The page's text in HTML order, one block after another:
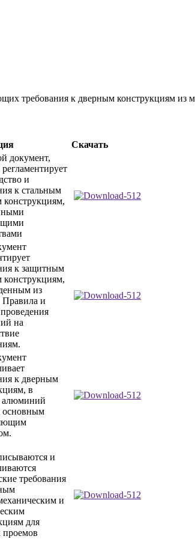
требования к дверным конструкциям из
Скачать
документ,
и
к стальным
конструкциям,
к защитным
конструкциям,
из
Правила и
на
к дверным
в
алюминий
основным
и
требования
и
для
проемов